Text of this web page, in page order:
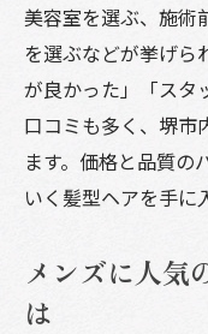
美容室を選ぶ、施術
を選ぶなどが挙げら
が良かった」「スタ
口コミも多く、堺市
ます。価格と品質の
いく髪型ヘアを手に
メンズに人気
は